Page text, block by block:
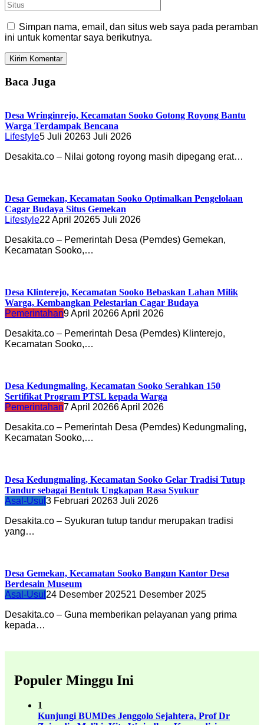
Simpan nama, email, dan situs web saya pada peramban
ini untuk komentar saya berikutnya.
Baca Juga
Desa Wringinrejo, Kecamatan Sooko Gotong Royong Bantu
Warga Terdampak Bencana
Lifestyle5 Juli 20263 Juli 2026
Desakita.co – Nilai gotong royong masih dipegang erat…
Desa Gemekan, Kecamatan Sooko Optimalkan Pengelolaan
Cagar Budaya Situs Gemekan
Lifestyle22 April 20265 Juli 2026
Desakita.co – Pemerintah Desa (Pemdes) Gemekan,
Kecamatan Sooko,…
Desa Klinterejo, Kecamatan Sooko Bebaskan Lahan Milik
Warga, Kembangkan Pelestarian Cagar Budaya
Pemerintahan9 April 20266 April 2026
Desakita.co – Pemerintah Desa (Pemdes) Klinterejo,
Kecamatan Sooko,…
Desa Kedungmaling, Kecamatan Sooko Serahkan 150
Sertifikat Program PTSL kepada Warga
Pemerintahan7 April 20266 April 2026
Desakita.co – Pemerintah Desa (Pemdes) Kedungmaling,
Kecamatan Sooko,…
Desa Kedungmaling, Kecamatan Sooko Gelar Tradisi Tutup
Tandur sebagai Bentuk Ungkapan Rasa Syukur
Asal-Usul 3 Februari 20263 Juli 2026
Desakita.co – Syukuran tutup tandur merupakan tradisi
yang…
Desa Gemekan, Kecamatan Sooko Bangun Kantor Desa
Berdesain Museum
Asal-Usul 24 Desember 202521 Desember 2025
Desakita.co – Guna memberikan pelayanan yang prima
kepada…
Populer Minggu Ini
1
Kunjungi BUMDes Jenggolo Sejahtera, Prof Dr